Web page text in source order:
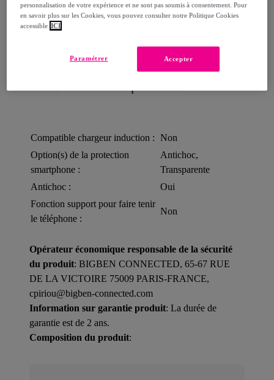
Comment ça marche ?
Détails sur votre produit
Compatible chargeur induction : Non
Option(s) de la protection
smartphone :
Antichoc,
Transparente
Antichoc :
Oui
Fonction support pour faire tenir
le téléphone :
Non
Opérateur économique responsable de la sécurité
du produit: BIGBEN CONNECTED, 65-67 RUE
DE LA VICTOIRE 75009 PARIS-FRANCE,
cpiriou@bigben-connected.com
Information sur garantie produit: La durée de
garantie est de 2 ans.
Composition du produit:
personnalisation de votre expérience et ne sont pas soumis à consentement. Pour
en savoir plus sur les Cookies, vous pouvez consulter notre Politique Cookies
accessible ICI
Accepter
Paramétrer